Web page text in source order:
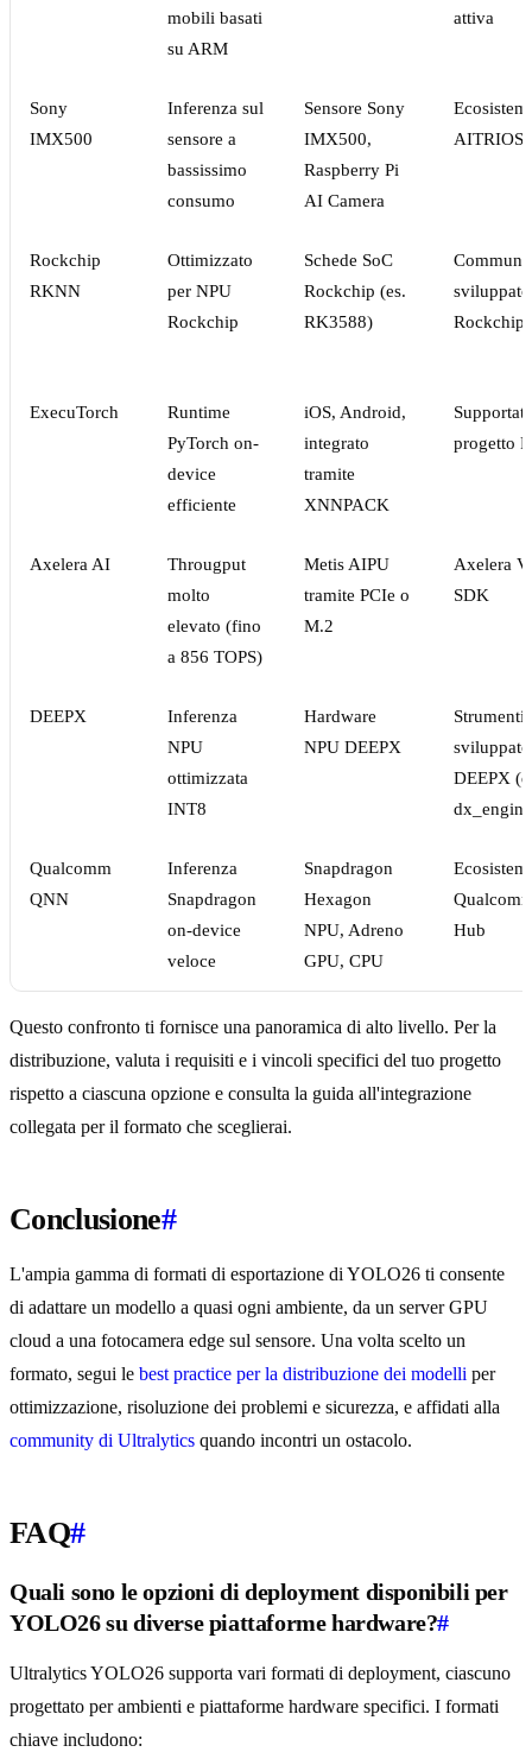
mobili basati
su ARM
attiva
Sony
IMX500
Inferenza sul
sensore a
bassissimo
consumo
Sensore Sony
IMX500,
Raspberry Pi
AI Camera
AITRIOS
Rockchip
RKNN
Ottimizzato
per NPU
Rockchip
Schede SoC
Rockchip (es.
RK3588)
Rockchip
ExecuTorch
Runtime
PyTorch on-
device
efficiente
iOS, Android,
integrato
tramite
XNNPACK
progetto
Axelera AI
Througput
molto
elevato (fino
a 856 TOPS)
Metis AIPU
tramite PCIe o
M.2
Axelera
SDK
DEEPX
Inferenza
NPU
ottimizzata
INT8
Hardware
NPU DEEPX
Strumenti
DEEPX
Qualcomm
QNN
Inferenza
Snapdragon
on-device
veloce
Snapdragon
Hexagon
NPU, Adreno
GPU, CPU
Hub
Questo confronto ti fornisce una panoramica di alto livello. Per la
distribuzione, valuta i requisiti e i vincoli specifici del tuo progetto
rispetto a ciascuna opzione e consulta la guida all'integrazione
collegata per il formato che sceglierai.
Conclusione#
L'ampia gamma di formati di esportazione di YOLO26 ti consente
di adattare un modello a quasi ogni ambiente, da un server GPU
cloud a una fotocamera edge sul sensore. Una volta scelto un
formato, segui le best practice per la distribuzione dei modelli per
ottimizzazione, risoluzione dei problemi e sicurezza, e affidati alla
community di Ultralytics quando incontri un ostacolo.
FAQ#
Quali sono le opzioni di deployment disponibili per
YOLO26 su diverse piattaforme hardware?#
Ultralytics YOLO26 supporta vari formati di deployment, ciascuno
progettato per ambienti e piattaforme hardware specifici. I formati
chiave includono: